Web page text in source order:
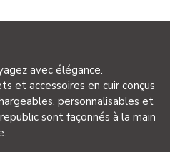
avec élégance.
et accessoires en cuir conçus
personnalisables et
sont façonnés à la main